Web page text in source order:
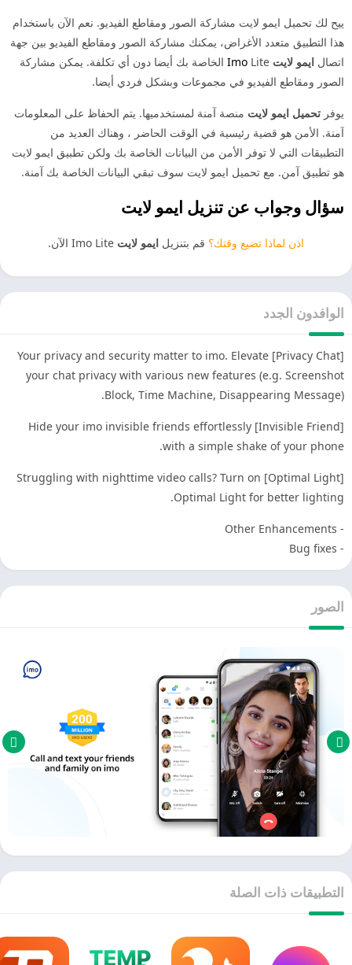
ييح لك تحميل ايمو لايت مشاركة الصور ومقاطع الفيديو. نعم الآن باستخدام
هذا التطبيق متعدد الأغراض، يمكنك مشاركة الصور ومقاطع الفيديو بين جهة
اتصال ايمو لايت Imo Lite الخاصة بك أيضا دون أي تكلفة. يمكن مشاركة
الصور ومقاطع الفيديو في مجموعات وبشكل فردي أيضا.
يوفر تحميل ايمو لايت منصة آمنة لمستخدميها. يتم الحفاظ على المعلومات
آمنة. الأمن هو قضية رئيسية في الوقت الحاضر ، وهناك العديد من
التطبيقات التي لا توفر الأمن من البيانات الخاصة بك ولكن تطبيق ايمو لايت
هو تطبيق آمن. مع تحميل ايمو لايت سوف تبقي البيانات الخاصة بك آمنة.
سؤال وجواب عن تنزيل ايمو لايت
اذن لماذا تضيع وقتك؟ قم بتنزيل ايمو لايت
الوافدون الجدد
[Privacy Chat] Your privacy and security matter to imo. Elevate
your chat privacy with various new features (e.g. Screenshot
Block, Time Machine, Disappearing Message).
[Invisible Friend] Hide your imo invisible friends effortlessly
with a simple shake of your phone.
[Optimal Light] Struggling with nighttime video calls? Turn on
Optimal Light for better lighting.
- Other Enhancements
- Bug fixes
الصور
التطبيقات ذات الصلة